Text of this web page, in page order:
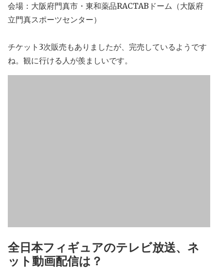
会場：大阪府門真市・東和薬品RACTABドーム（大阪府
立門真スポーツセンター）
チケット3次販売もありましたが、完売しているようです
ね。観に行ける人が羨ましいです。
全日本フィギュアのテレビ放送、ネ
ット動画配信は？